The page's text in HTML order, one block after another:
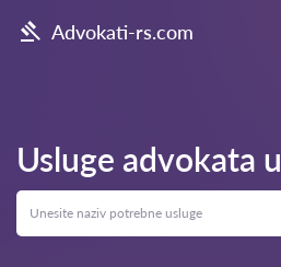
Advokati-rs.com
Usluge advokata u